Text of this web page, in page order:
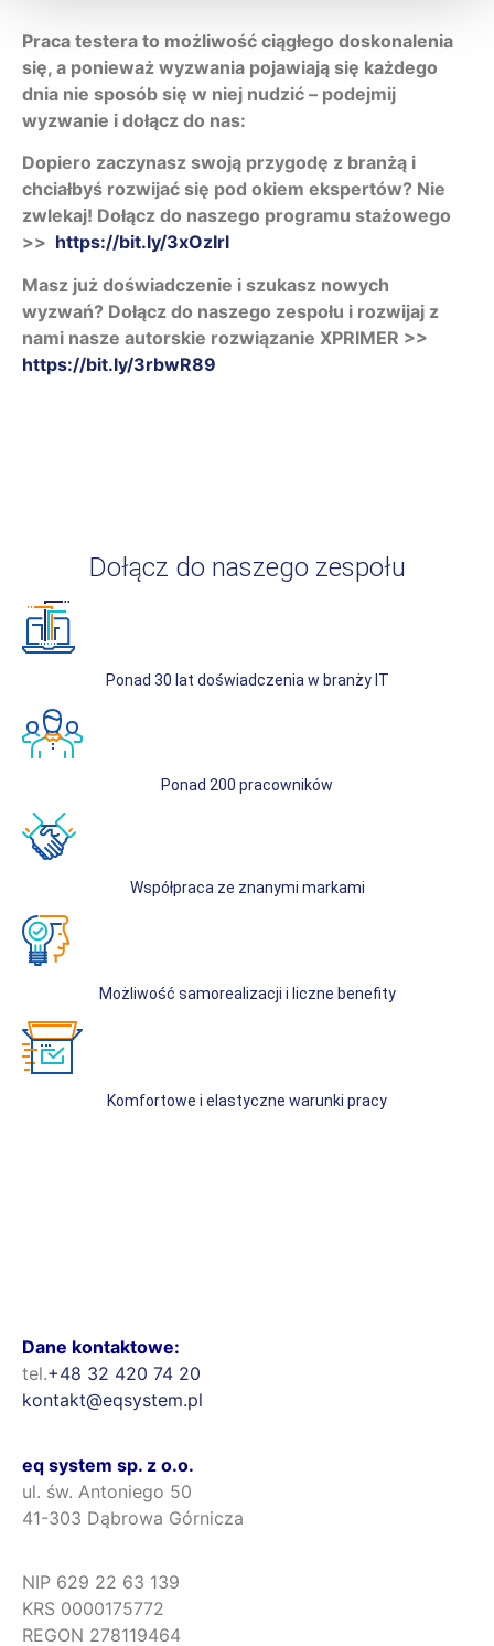
Praca testera to możliwość ciągłego doskonalenia
się, a ponieważ wyzwania pojawiają się każdego
dnia nie sposób się w niej nudzić – podejmij
wyzwanie i dołącz do nas:
Dopiero zaczynasz swoją przygodę z branżą i
chciałbyś rozwijać się pod okiem ekspertów? Nie
zwlekaj! Dołącz do naszego programu stażowego
>> https://bit.ly/3xOzIrl
Masz już doświadczenie i szukasz nowych
wyzwań? Dołącz do naszego zespołu i rozwijaj z
nami nasze autorskie rozwiązanie XPRIMER >>
https://bit.ly/3rbwR89
Dołącz do naszego zespołu
Ponad 30 lat doświadczenia w branży IT
Ponad 200 pracowników
Współpraca ze znanymi markami
Możliwość samorealizacji i liczne benefity
Komfortowe i elastyczne warunki pracy
Dane kontaktowe:
tel.+48 32 420 74 20
kontakt@eqsystem.pl
eq system sp. z o.o.
ul. św. Antoniego 50
41-303 Dąbrowa Górnicza
NIP 629 22 63 139
KRS 0000175772
REGON 278119464